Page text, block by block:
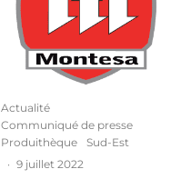
Actualité
Communiqué de presse
Produithèque
Sud-Est
· 9 juillet 2022